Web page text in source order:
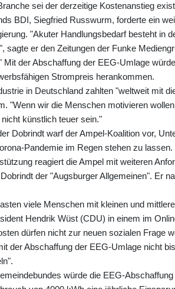
sei der derzeitige Kostenanstieg
BDI, Siegfried Russwurm, forderte ein
"Akuter Handlungsbedarf besteht in
sagte er den Zeitungen der Funke
der Abschaffung der EEG-Umlage
Strompreis herankommen.
in Deutschland zahlten "weltweit mit
"Wenn wir die Menschen motivieren
künstlich teuer sein."
Dobrindt warf der Ampel-Koalition vor,
Pandemie im Regen stehen zu
reagiert die Ampel mit weiteren
der "Augsburger Allgemeinen". Er
viele Menschen mit kleinen und
Hendrik Wüst (CDU) in einem im
dürfen nicht zur neuen sozialen Frage
der Abschaffung der EEG-Umlage nicht
würde die EEG-